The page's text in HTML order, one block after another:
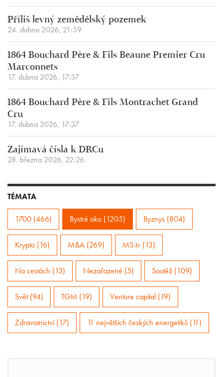
Příliš levný zemědělský pozemek
24. dubna 2026, 21:59
1864 Bouchard Père & Fils Beaune Premier Cru
Marconnets
17. dubna 2026, 17:37
1864 Bouchard Père & Fils Montrachet Grand
Cru
17. dubna 2026, 17:37
Zajímavá čísla k DRCu
28. března 2026, 22:26
TÉMATA
1700 (466) Bystré oko (1205) Byznys (804)
Krypto (16) M&A (269) MS.tv (13)
Na cestách (13) Nezařazené (5) Soutěž (109)
Svět (94) TGM (19) Venture capital (19)
Zdravotnictví (17) 11 největších českých energetiků (11)